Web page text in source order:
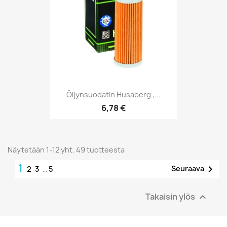
Öljynsuodatin Husaberg ,...
6,78 €
Näytetään 1-12 yht. 49 tuotteesta
1 2 3 … 5 Seuraava 
Takaisin ylös 